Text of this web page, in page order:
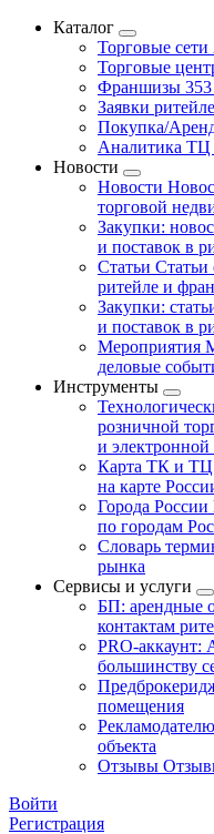
Каталог
Торговые сети
Торговые
Франшизы
Заявки
Покупка/
Аналитика
Новости
Новости
торговой
Закупки:
и поставок в
Статьи Статьи
ритейле и
Закупки:
и поставок в
Мероприятия
деловые
Инструменты
розничной
и
Карта ТК и ТЦ
на карте
Города России
по городам
Словарь
рынка
Сервисы и услуги
БП: арендные
контактам
PRO-аккаунт:
большинству
помещения
Рекламодателю
объекта
Отзывы
Войти
Регистрация